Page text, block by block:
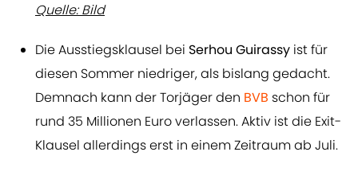
Quelle: Bild
Die Ausstiegsklausel bei Serhou Guirassy ist für
diesen Sommer niedriger, als bislang gedacht.
Demnach kann der Torjäger den BVB schon für
rund 35 Millionen Euro verlassen. Aktiv ist die Exit-
Klausel allerdings erst in einem Zeitraum ab Juli.